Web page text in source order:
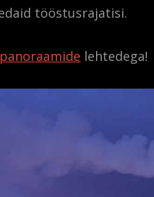
tööstusrajatisi.
panoraamide lehtedega!